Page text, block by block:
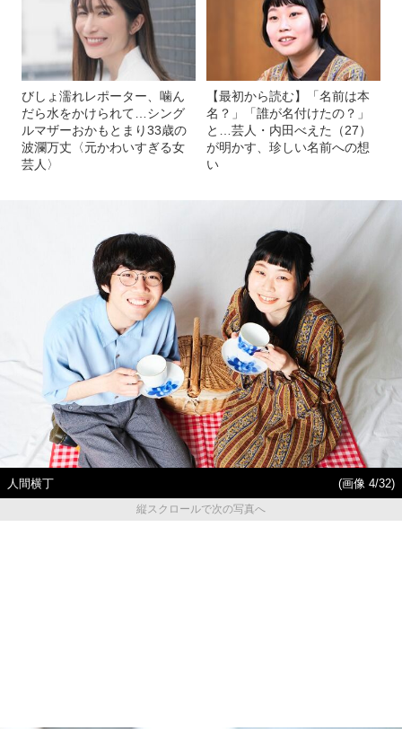
びしょ濡れレポーター、噛ん
だら水をかけられて…シング
ルマザーおかもとまり33歳の
波瀾万丈〈元かわいすぎる女
芸人〉
【最初から読む】「名前は本
名？」「誰が名付けたの？」
と…芸人・内田べえた（27）
が明かす、珍しい名前への想
い
人間横丁
(画像 4/32)
縦スクロールで次の写真へ